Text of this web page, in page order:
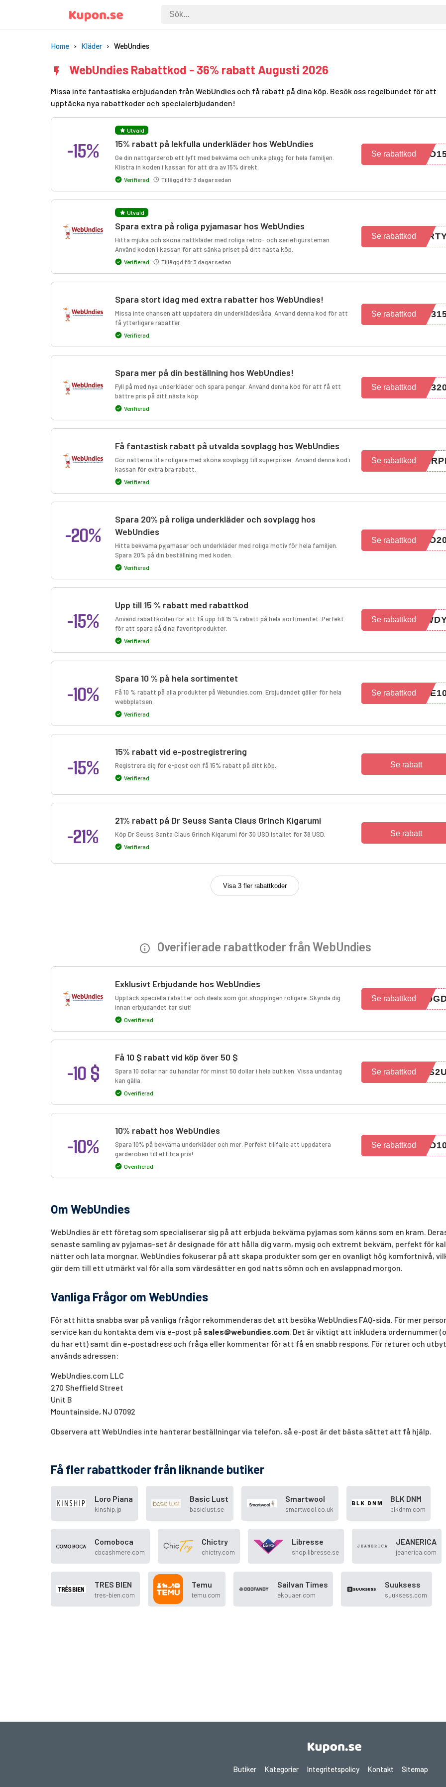
Home Kläder WebUndies
WebUndies Rabattkod - 36% rabatt Augusti 2026
Missa inte fantastiska erbjudanden från WebUndies och få rabatt på dina köp. Besök oss regelbundet för att
upptäcka nya rabattkoder och specialerbjudanden!
-15%
Utvald
15% rabatt på lekfulla underkläder hos WebUndies
Ge din nattgarderob ett lyft med bekväma och unika plagg för hela familjen.
Klistra in koden i kassan för att dra av 15% direkt.
Verifierad Tilläggd för 3 dagar sedan
Se rabattkod
Utvald
Spara extra på roliga pyjamasar hos WebUndies
Hitta mjuka och sköna nattkläder med roliga retro- och seriefigursteman.
Använd koden i kassan för att sänka priset på ditt nästa köp.
Verifierad Tilläggd för 3 dagar sedan
Se rabattkod
Spara stort idag med extra rabatter hos WebUndies!
Missa inte chansen att uppdatera din underklädeslåda. Använd denna kod för att
få ytterligare rabatter.
Verifierad
Se rabattkod
Spara mer på din beställning hos WebUndies!
Fyll på med nya underkläder och spara pengar. Använd denna kod för att få ett
bättre pris på ditt nästa köp.
Verifierad
Se rabattkod
Få fantastisk rabatt på utvalda sovplagg hos WebUndies
Gör nätterna lite roligare med sköna sovplagg till superpriser. Använd denna kod i
kassan för extra bra rabatt.
Verifierad
Se rabattkod
-20%
Spara 20% på roliga underkläder och sovplagg hos
WebUndies
Hitta bekväma pyjamasar och underkläder med roliga motiv för hela familjen.
Spara 20% på din beställning med koden.
Verifierad
Se rabattkod
-15%
Upp till 15 % rabatt med rabattkod
Använd rabattkoden för att få upp till 15 % rabatt på hela sortimentet. Perfekt
för att spara på dina favoritprodukter.
Verifierad
Se rabattkod
-10%
Spara 10 % på hela sortimentet
Få 10 % rabatt på alla produkter på Webundies.com. Erbjudandet gäller för hela
webbplatsen.
Verifierad
Se rabattkod
-15%
15% rabatt vid e-postregistrering
Registrera dig för e-post och få 15% rabatt på ditt köp.
Verifierad
Se rabatt
-21%
21% rabatt på Dr Seuss Santa Claus Grinch Kigarumi
Köp Dr Seuss Santa Claus Grinch Kigarumi för 30 USD istället för 38 USD.
Verifierad
Se rabatt
Visa 3 fler rabattkoder
Overifierade rabattkoder från WebUndies
Exklusivt Erbjudande hos WebUndies
Upptäck speciella rabatter och deals som gör shoppingen roligare. Skynda dig
innan erbjudandet tar slut!
Overifierad
Se rabattkod
-10 $
Få 10 $ rabatt vid köp över 50 $
Spara 10 dollar när du handlar för minst 50 dollar i hela butiken. Vissa undantag
kan gälla.
Overifierad
Se rabattkod
-10%
10% rabatt hos WebUndies
Spara 10% på bekväma underkläder och mer. Perfekt tillfälle att uppdatera
garderoben till ett bra pris!
Overifierad
Se rabattkod
Om WebUndies
WebUndies är ett företag som specialiserar sig på att erbjuda bekväma pyjamas som känns som en kram.
senaste samling av pyjamas-set är designade för att hålla dig varm, mysig och extremt bekväm, perfekt för
nätter och lata morgnar. WebUndies fokuserar på att skapa produkter som ger en ovanligt hög komfortnivå,
gör dem till ett utmärkt val för alla som värdesätter en god natts sömn och en avslappnad morgon.
Vanliga Frågor om WebUndies
För att hitta snabba svar på vanliga frågor rekommenderas det att besöka WebUndies FAQ-sida. För mer
service kan du kontakta dem via e-post på sales@webundies.com . Det är viktigt att inkludera ordernummer
du har ett) samt din e-postadress och fråga eller kommentar för att få en snabb respons. För returer och
används adressen:
WebUndies.com LLC
270 Sheffield Street
Unit B
Mountainside, NJ 07092
Observera att WebUndies inte hanterar beställningar via telefon, så e-post är det bästa sättet att få hjälp.
Få fler rabattkoder från liknande butiker
Loro Piana
kinship.jp
Basic Lust
basiclust.se
Smartwool
smartwool.co.uk
BLK DNM
blkdnm.com
Comoboca
cbcashmere.com
Chictry
chictry.com
Libresse
shop.libresse.se
JEANERICA
jeanerica.com
TRES BIEN
tres-bien.com
Temu
temu.com
Sailvan Times
ekouaer.com
Suuksess
suuksess.com
Butiker Kategorier Integritetspolicy Kontakt Sitemap